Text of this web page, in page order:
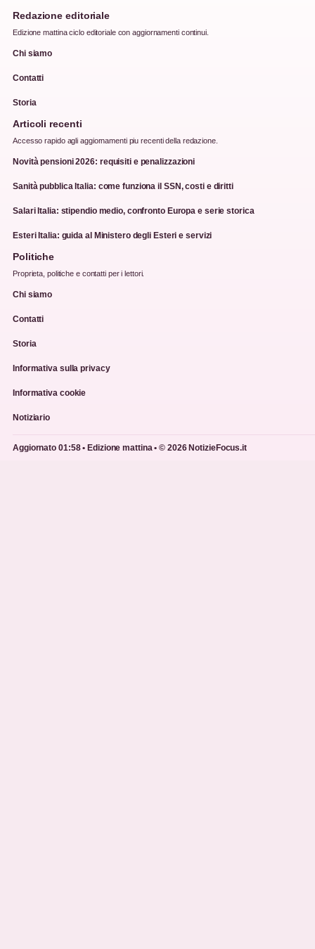
Redazione editoriale
Edizione mattina ciclo editoriale con aggiornamenti continui.
Chi siamo
Contatti
Storia
Articoli recenti
Accesso rapido agli aggiornamenti piu recenti della redazione.
Novità pensioni 2026: requisiti e penalizzazioni
Sanità pubblica Italia: come funziona il SSN, costi e diritti
Salari Italia: stipendio medio, confronto Europa e serie storica
Esteri Italia: guida al Ministero degli Esteri e servizi
Politiche
Proprieta, politiche e contatti per i lettori.
Chi siamo
Contatti
Storia
Informativa sulla privacy
Informativa cookie
Notiziario
Aggiornato 01:58 • Edizione mattina • © 2026 NotizieFocus.it